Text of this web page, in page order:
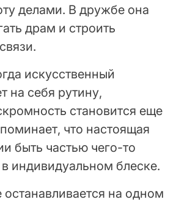
делами. В дружбе она
драм и строить
искусственный
на себя рутину,
становится еще
что настоящая
быть частью чего-то
индивидуальном блеске.
на одном